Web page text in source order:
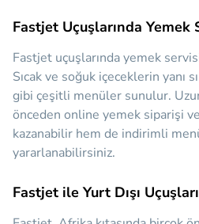
Fastjet Uçuşlarında Yemek
Fastjet uçuşlarında yemek
Sıcak ve soğuk içeceklerin yanı
gibi çeşitli menüler sunulur.
önceden online yemek siparişi
kazanabilir hem de indirimli
yararlanabilirsiniz.
Fastjet ile Yurt Dışı Uçuşları